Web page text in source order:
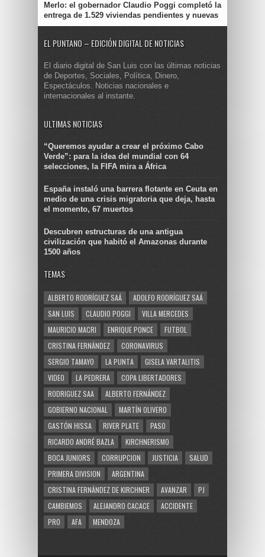
Merlo: el gobernador Claudio Poggi completó la
entrega de 1.529 viviendas pendientes y nuevas
EL PUNTANO – EDICIÓN DIGITAL DE NOTICIAS
El diario digital de San Luis con las últimas noticias
de Deportes, Sociales, Política, Dinero,
Espectáculos. Noticias nacionales e
internacionales al instante.
ULTIMAS NOTICIAS
“Queremos ayudar a crear el próximo Cabo
Verde”: para la idea del mundial con 64
selecciones, la FIFA mira a África
España instaló una barrera flotante en Ceuta en
medio de una crisis migratoria que deja, hasta
el momento, 67 muertos
Descubren estructuras de una antigua
civilización que habitó el Amazonas durante
1500 años
TEMAS
ALBERTO RODRÍGUEZ SAÁ
ADOLFO RODRÍGUEZ SAÁ
SAN LUIS
CLAUDIO POGGI
VILLA MERCEDES
MAURICIO MACRI
ENRIQUE PONCE
FUTBOL
CRISTINA FERNÁNDEZ
CORONAVIRUS
SERGIO TAMAYO
LA PUNTA
GISELA VARTALITIS
VIDEO
LA PEDRERA
COPA LIBERTADORES
RODRIGUEZ SAA
ALBERTO FERNÁNDEZ
GOBIERNO NACIONAL
MARTÍN OLIVERO
GASTÓN HISSA
RIVER PLATE
PASO
RICARDO ANDRÉ BAZLA
KIRCHNERISMO
BOCA JUNIORS
CORRUPCION JUSTICIA
SALUD
PRIMERA DIVISION
ARGENTINA
CRISTINA FERNÁNDEZ DE KIRCHNER
AVANZAR
PJ
CAMBIEMOS
ALEJANDRO CACACE
ACCIDENTE
PRO
AFA MENDOZA